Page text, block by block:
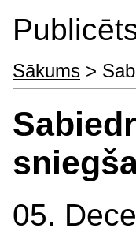
Sākums >
05.